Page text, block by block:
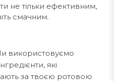
не тільки ефективним,
смачним.
використовуємо
які
за твоєю ротовою